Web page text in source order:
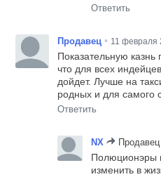
Ответить
Продавец • 11 февраля
Показательную
что для всех
дойдет. Лучше на
родных и для самого
Ответить
NX Продавец
Полюционэры
изменить в